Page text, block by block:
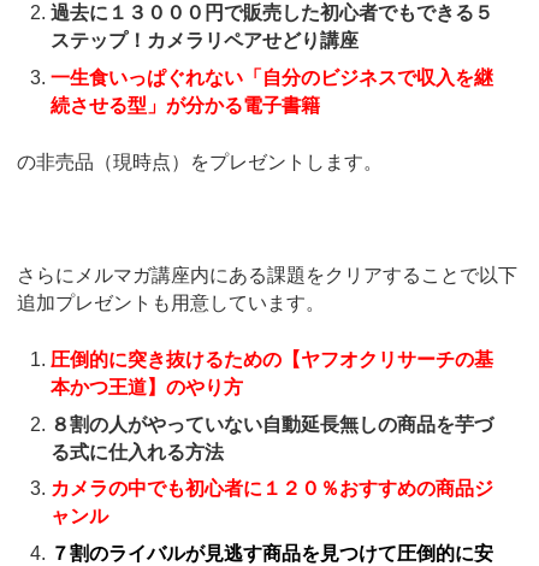
過去に１３０００円で販売した初心者でもできる５
ステップ！カメラリペアせどり講座
一生食いっぱぐれない「自分のビジネスで収入を継
続させる型」が分かる電子書籍
の非売品（現時点）をプレゼントします。
さらにメルマガ講座内にある課題をクリアすることで以下
追加プレゼントも用意しています。
圧倒的に突き抜けるための【ヤフオクリサーチの基
本かつ王道】のやり方
８割の人がやっていない自動延長無しの商品を芋づ
る式に仕入れる方法
カメラの中でも初心者に１２０％おすすめの商品ジ
ャンル
７割のライバルが見逃す商品を見つけて圧倒的に安